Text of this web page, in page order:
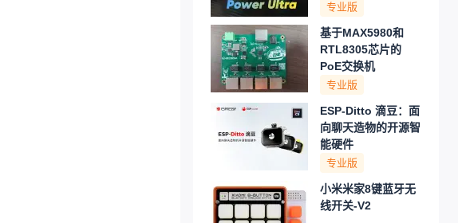
专业版
基于MAX5980和
RTL8305芯片的
PoE交换机
专业版
ESP-Ditto 滴豆：面
向聊天造物的开源智
能硬件
专业版
小米米家8键蓝牙无
线开关-V2